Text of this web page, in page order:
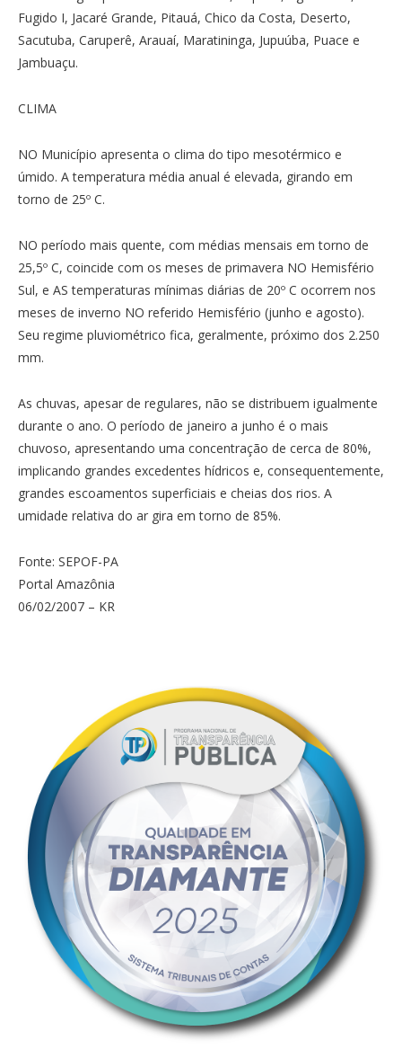
Fugido I, Jacaré Grande, Pitauá, Chico da Costa, Deserto,
Sacutuba, Caruperê, Arauaí, Maratininga, Jupuúba, Puace e
Jambuaçu.
CLIMA
NO Município apresenta o clima do tipo mesotérmico e
úmido. A temperatura média anual é elevada, girando em
torno de 25º C.
NO período mais quente, com médias mensais em torno de
25,5º C, coincide com os meses de primavera NO Hemisfério
Sul, e AS temperaturas mínimas diárias de 20º C ocorrem nos
meses de inverno NO referido Hemisfério (junho e agosto).
Seu regime pluviométrico fica, geralmente, próximo dos 2.250
mm.
As chuvas, apesar de regulares, não se distribuem igualmente
durante o ano. O período de janeiro a junho é o mais
chuvoso, apresentando uma concentração de cerca de 80%,
implicando grandes excedentes hídricos e, consequentemente,
grandes escoamentos superficiais e cheias dos rios. A
umidade relativa do ar gira em torno de 85%.
Fonte: SEPOF-PA
Portal Amazônia
06/02/2007 – KR